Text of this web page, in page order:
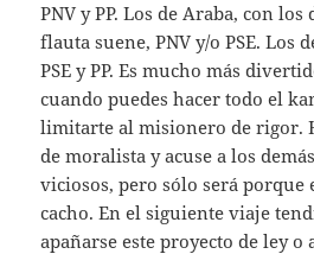
PNV y PP. Los de Araba, con los
flauta suene, PNV y/o PSE. Los
PSE y PP. Es mucho más
cuando puedes hacer todo el
limitarte al misionero de rigor.
de moralista y acuse a los
viciosos, pero sólo será porque
cacho. En el siguiente viaje
apañarse este proyecto de ley